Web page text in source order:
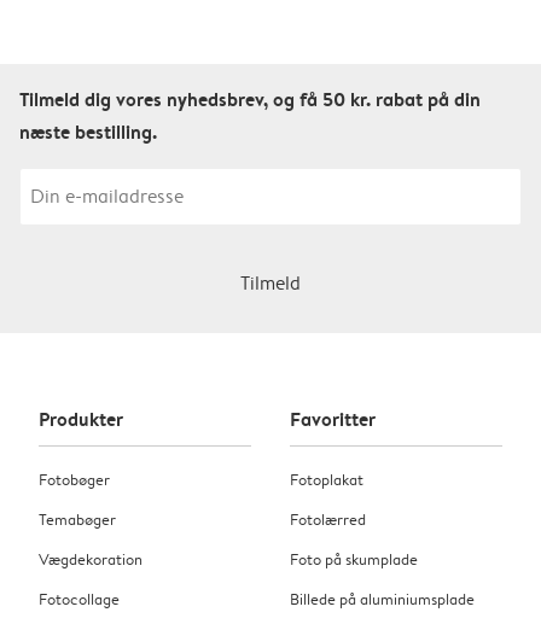
Tilmeld dig vores nyhedsbrev, og få 50 kr. rabat på din
næste bestilling.
Tilmeld
Produkter
Fotobøger
Temabøger
Vægdekoration
Fotocollage
Favoritter
Fotoplakat
Fotolærred
Foto på skumplade
Billede på aluminiumsplade